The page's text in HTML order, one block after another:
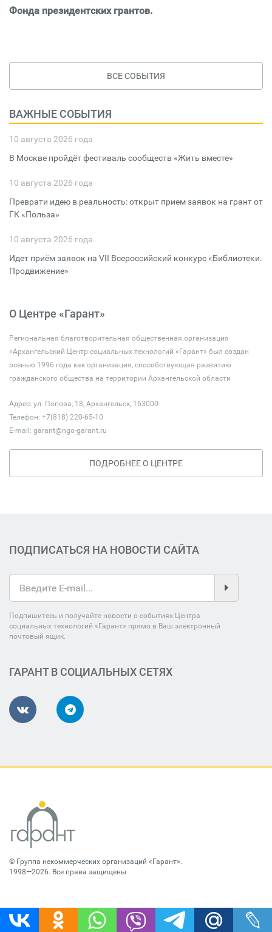
Фонда президентских грантов.
ВСЕ СОБЫТИЯ
ВАЖНЫЕ СОБЫТИЯ
10 августа 2026 года
В Москве пройдёт фестиваль сообществ «Жить вместе»
10 августа 2026 года
Преврати идею в реальность: открыт прием заявок на грант от
ГК «Польза»
10 августа 2026 года
Идет приём заявок на VII Всероссийский конкурс «Библиотеки.
Продвижение»
О Центре «Гарант»
Региональная благотворительная общественная организация
«Архангельский Центр социальных технологий «Гарант» был создан
осенью 1996 года как организация, способствующая развитию
гражданского общества на территории Архангельской области
Адрес: ул. Попова, 18, Архангельск, 163000
Телефон: +7(818) 220-65-10
E-mail: garant@ngo-garant.ru
ПОДРОБНЕЕ О ЦЕНТРЕ
ПОДПИСАТЬСЯ НА НОВОСТИ САЙТА
Подпишитесь и получайте новости о событиях Центра
социальных технологий «Гарант» прямо в Ваш электронный
почтовый ящик.
ГАРАНТ В СОЦИАЛЬНЫХ СЕТЯХ
© Группа некоммерческих организаций «Гарант».
1998—2026. Все права защищены